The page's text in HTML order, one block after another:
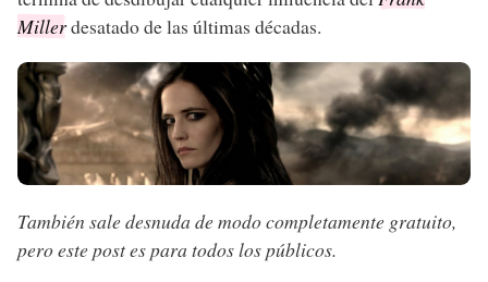
Millerdesatado de las últimas décadas.
También sale desnuda de modo completamente gratuito,
pero este post es para todos los públicos.